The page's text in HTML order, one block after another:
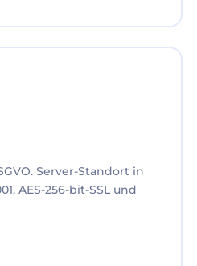
Server-Standort in
AES-256-bit-SSL und